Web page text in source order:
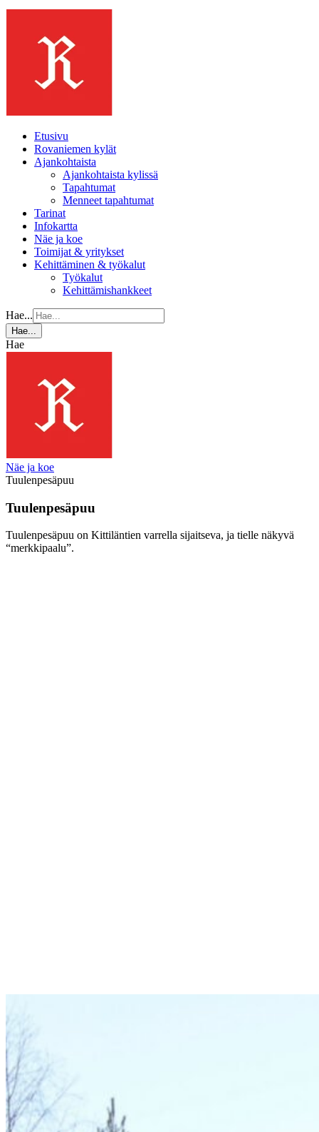
Etusivu
Rovaniemen kylät
Ajankohtaista
Ajankohtaista kylissä
Tapahtumat
Menneet tapahtumat
Tarinat
Infokartta
Näe ja koe
Toimijat & yritykset
Kehittäminen & työkalut
Työkalut
Kehittämishankkeet
Hae...
Hae...
Hae
Näe ja koe
Tuulenpesäpuu
Tuulenpesäpuu
Tuulenpesäpuu on Kittiläntien varrella sijaitseva, ja tielle näkyvä
“merkkipaalu”.